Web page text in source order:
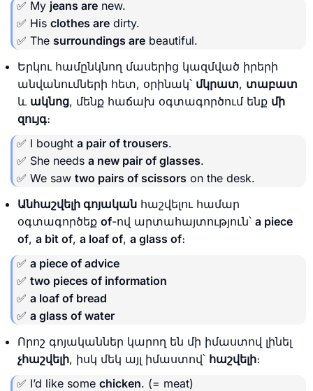
✅ My jeans are new.
✅ His clothes are dirty.
✅ The surroundings are beautiful.
Երկու համընկնող մասերից կազմված իրերի
անվանումների հետ, օրինակ՝ մկրատ, տաբատ
և ակնոց, մենք հաճախ օգտագործում ենք մի
զույգ։
✅ I bought a pair of trousers.
✅ She needs a new pair of glasses.
✅ We saw two pairs of scissors on the desk.
Անհաշվելի գոյական հաշվելու համար
օգտագործեք of-ով արտահայտություն՝ a piece
of, a bit of, a loaf of, a glass of։
✅ a piece of advice
✅ two pieces of information
✅ a loaf of bread
✅ a glass of water
Որոշ գոյականներ կարող են մի իմաստով լինել
չհաշվելի, իսկ մեկ այլ իմաստով՝ հաշվելի։
✅ I’d like some chicken. (= meat)